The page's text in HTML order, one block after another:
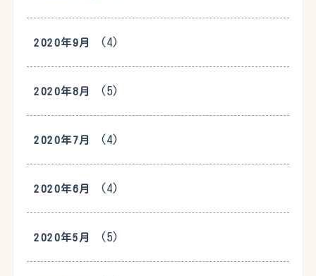
2020年9月 (4)
2020年8月 (5)
2020年7月 (4)
2020年6月 (4)
2020年5月 (5)